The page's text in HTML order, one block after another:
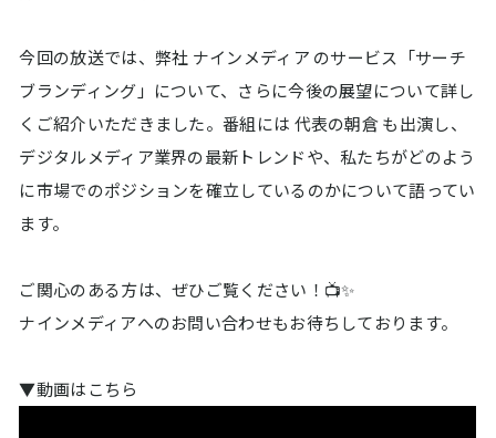
今回の放送では、弊社 ナインメディア のサービス「サーチ
ブランディング」について、さらに今後の展望について詳し
くご紹介いただきました。番組には 代表の朝倉 も出演し、
デジタルメディア業界の最新トレンドや、私たちがどのよう
に市場でのポジションを確立しているのかについて語ってい
ます。
ご関心のある方は、ぜひご覧ください！📺✨
ナインメディアへのお問い合わせもお待ちしております。
▼動画はこちら